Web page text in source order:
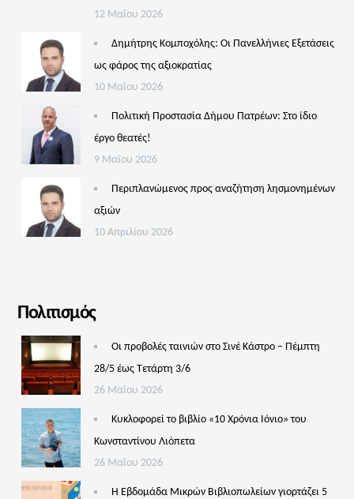
12 Μαΐου 2026
Δημήτρης Κομποχόλης: Οι Πανελλήνιες Εξετάσεις
ως φάρος της αξιοκρατίας
10 Μαΐου 2026
Πολιτική Προστασία Δήμου Πατρέων: Στο ίδιο
έργο θεατές!
9 Μαΐου 2026
Περιπλανώμενος προς αναζήτηση λησμονημένων
αξιών
10 Απριλίου 2026
Πολιτισμός
Οι προβολές ταινιών στο Σινέ Κάστρο – Πέμπτη
28/5 έως Τετάρτη 3/6
26 Μαΐου 2026
Κυκλοφορεί το βιβλίο «10 Χρόνια Ιόνιο» του
Κωνσταντίνου Λιόπετα
26 Μαΐου 2026
Η Εβδομάδα Μικρών Βιβλιοπωλείων γιορτάζει 5